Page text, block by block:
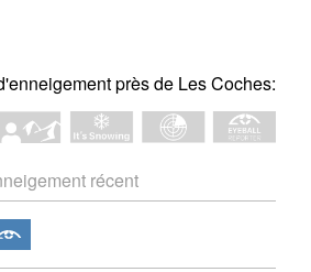
près de Les Coches:
récent